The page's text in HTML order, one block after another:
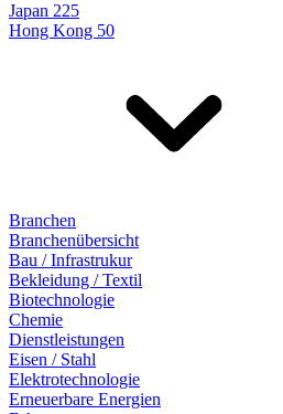
Japan 225
Hong Kong 50
Branchen
Branchenübersicht
Bau / Infrastrukur
Bekleidung / Textil
Biotechnologie
Chemie
Dienstleistungen
Eisen / Stahl
Elektrotechnologie
Erneuerbare Energien